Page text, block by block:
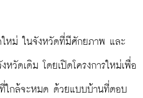
หม่ ในจังหวัดที่มีศักยภาพ และ
หวัดเดิม โดยเปิดโครงการใหม่เพื่อ
ที่ใกล้จะหมด ด้วยแบบบ้านที่ตอบ